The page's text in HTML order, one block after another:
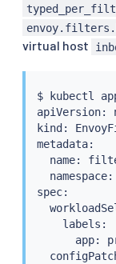
virtual host
$ kubectl
apiVersion:
kind:
metadata:
name:
spec:
    labels:
app: